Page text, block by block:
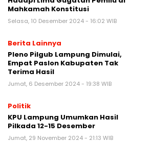
Mahkamah Konstitusi
Selasa, 10 Desember 2024 - 16:02 WIB
Berita Lainnya
Pleno Pilgub Lampung Dimulai,
Empat Paslon Kabupaten Tak
Terima Hasil
Jumat, 6 Desember 2024 - 19:38 WIB
Politik
KPU Lampung Umumkan Hasil
Pilkada 12-15 Desember
Jumat, 29 November 2024 - 21:13 WIB